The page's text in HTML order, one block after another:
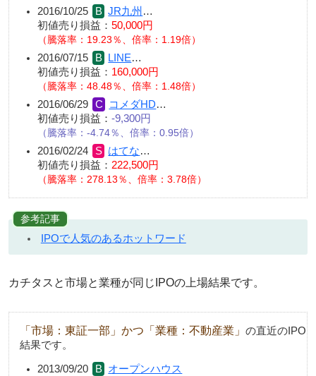
2016/10/25 JR九州 …
初値売り損益： 50,000円
（騰落率：19.23％、倍率：1.19倍）
2016/07/15 LINE…
初値売り損益： 160,000円
（騰落率：48.48％、倍率：1.48倍）
2016/06/29 コメダHD…
初値売り損益： -9,300円
（騰落率：-4.74％、倍率：0.95倍）
2016/02/24 はてな…
初値売り損益： 222,500円
（騰落率：278.13％、倍率：3.78倍）
参考記事
IPOで人気のあるホットワード
カチタスと市場と業種が同じIPOの上場結果です。
「市場：東証一部」かつ「業種：不動産業」 の直近のIPO
結果です。
2013/09/20
オープンハウス